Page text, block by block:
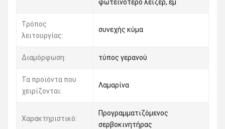
φωτεινότερο λέιζερ, έμ
Τρόπος
λειτουργίας:
συνεχής κύμα
Διαμόρφωση: τύπος γερανού
Τα προϊόντα που
χειρίζονται:
Λαμαρίνα
Χαρακτηριστικό:
Προγραμματιζόμενος
σερβοκινητήρας